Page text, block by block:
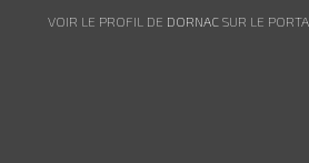
VOIR LE PROFIL DE DORNACSUR LE